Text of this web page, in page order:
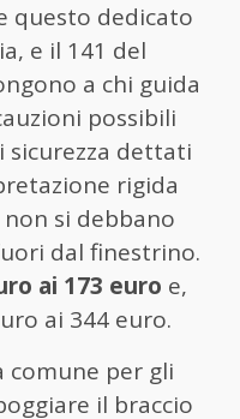
questo dedicato
e il 141 del
a chi guida
possibili
sicurezza dettati
rigida
si debbano
dal finestrino.
ai 173 euro e,
ai 344 euro.
comune per gli
il braccio